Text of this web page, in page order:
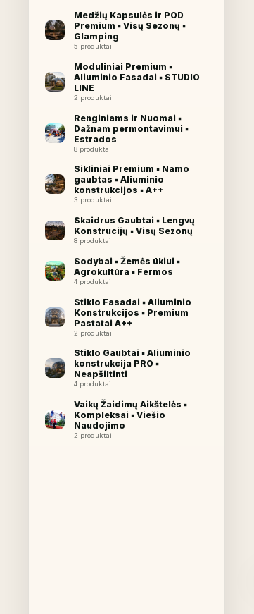
Medžių Kapsulės ir POD
Premium ▪︎ Visų Sezonų ▪︎
Glamping
5 produktai
Moduliniai Premium ▪︎
Aliuminio Fasadai ▪︎ STUDIO
LINE
2 produktai
Renginiams ir Nuomai ▪︎
Dažnam permontavimui ▪︎
Estrados
8 produktai
Sikliniai Premium ▪︎ Namo
gaubtas ▪︎ Aliuminio
konstrukcijos ▪︎ A++
3 produktai
Skaidrus Gaubtai ▪︎ Lengvų
Konstrucijų ▪︎ Visų Sezonų
8 produktai
Sodybai ▪︎ Žemės ūkiui ▪︎
Agrokultūra ▪︎ Fermos
4 produktai
Stiklo Fasadai ▪︎ Aliuminio
Konstrukcijos ▪︎ Premium
Pastatai A++
2 produktai
Stiklo Gaubtai ▪︎ Aliuminio
konstrukcija PRO ▪︎
Neapšiltinti
4 produktai
Vaikų Žaidimų Aikštelės ▪︎
Kompleksai ▪︎ Viešio
Naudojimo
2 produktai